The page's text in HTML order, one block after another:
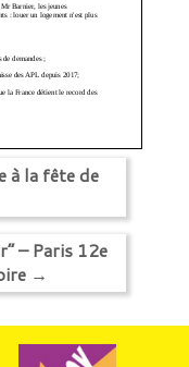
à la fête de
– Paris 12e
→